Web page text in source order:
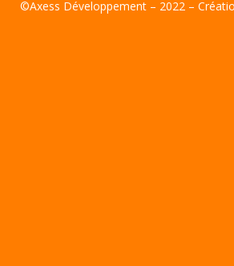
©Axess Développement – 2022 –